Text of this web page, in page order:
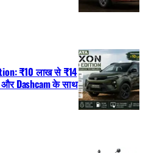
₹10 लाख से ₹14
Dashcam के साथ